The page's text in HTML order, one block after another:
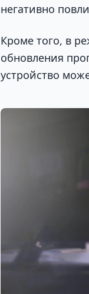
негативно
Кроме того, в
обновления
устройство